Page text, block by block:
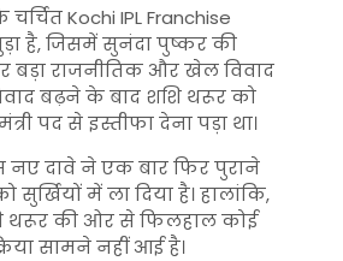
चर्चितKochi IPL Franchise
है, जिसमें सुनंदा पुष्कर की
बड़ा राजनीतिक और खेल विवाद
बढ़ने के बाद शशि थरूर को
पद से इस्तीफा देना पड़ा था।
नए दावे ने एक बार फिर पुराने
सुर्खियों में ला दिया है। हालांकि,
थरूर की ओर से फिलहाल कोई
सामने नहीं आई है।